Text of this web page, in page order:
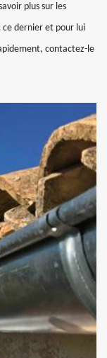
plus sur les
ce dernier et pour lui
contactez-le